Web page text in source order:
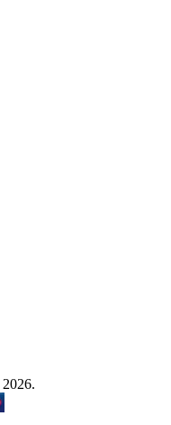
2026.